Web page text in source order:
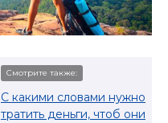
Смотрите также:
С какими словами нужно
тратить деньги, чтоб они